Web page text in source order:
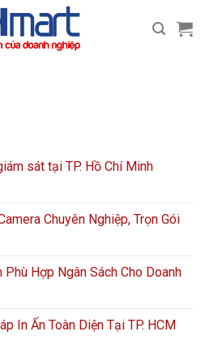
sát tại TP. Hồ Chí Minh
Chuyên Nghiệp, Trọn Gói
Phù Hợp Ngân Sách Cho Doanh
In Ấn Toàn Diện Tại TP. HCM